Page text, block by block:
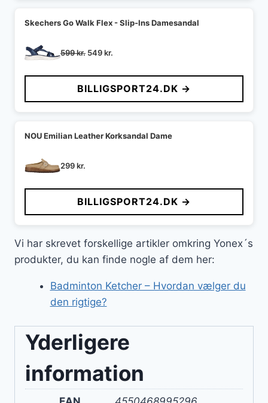
Skechers Go Walk Flex - Slip-Ins Damesandal
599kr. Den
pris
var:
599 kr..
549kr.
pris
er:
549 kr..
BILLIGSPORT24.DK →
NOU Emilian Leather Korksandal Dame
299kr.
BILLIGSPORT24.DK →
Vi har skrevet forskellige artikler omkring Yonex´s
produkter, du kan finde nogle af dem her:
Badminton Ketcher – Hvordan vælger du
den rigtige?
Yderligere
information